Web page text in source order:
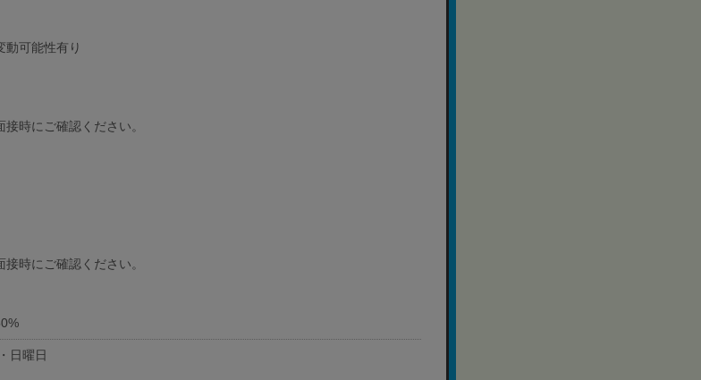
可能性有り
時にご確認ください。
時にご確認ください。
日曜日